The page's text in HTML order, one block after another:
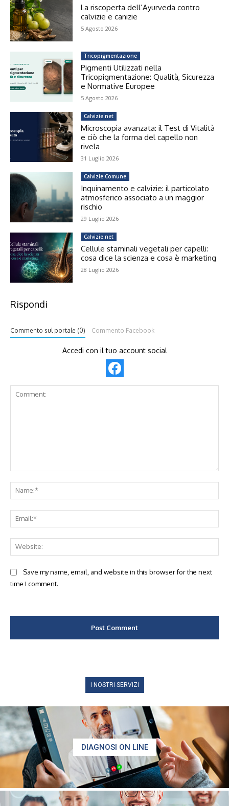
La riscoperta dell’Ayurveda contro
calvizie e canizie
5 Agosto 2026
Tricopigmentazione
Pigmenti Utilizzati nella
Tricopigmentazione: Qualità, Sicurezza
e Normative Europee
5 Agosto 2026
Calvizie.net
Microscopia avanzata: il Test di Vitalità
e ciò che la forma del capello non
rivela
31 Luglio 2026
Calvizie Comune
Inquinamento e calvizie: il particolato
atmosferico associato a un maggior
rischio
29 Luglio 2026
Calvizie.net
Cellule staminali vegetali per capelli:
cosa dice la scienza e cosa è marketing
28 Luglio 2026
Rispondi
Commento sul portale (0) Commento Facebook
Accedi con il tuo account social
Save my name, email, and website in this browser for the next
time I comment.
I NOSTRI SERVIZI
DIAGNOSI ON LINE